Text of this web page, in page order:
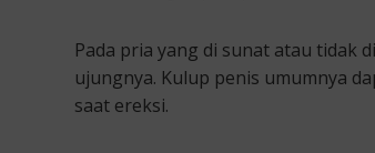
Pada pria yang di sunat atau tidak
ujungnya. Kulup penis umumnya
saat ereksi.